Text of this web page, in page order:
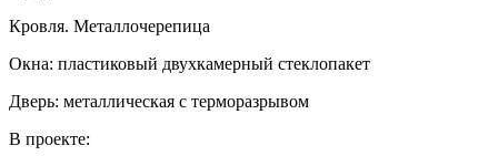
Кровля. Металлочерепица
Окна: пластиковый двухкамерный стеклопакет
Дверь: металлическая с терморазрывом
В проекте: